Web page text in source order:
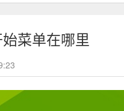
菜单在哪里